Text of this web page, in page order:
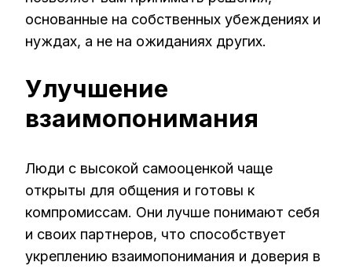
основанные на собственных убеждениях и
нуждах, а не на ожиданиях других.
Улучшение
взаимопонимания
Люди с высокой самооценкой чаще
открыты для общения и готовы к
компромиссам. Они лучше понимают себя
и своих партнеров, что способствует
укреплению взаимопонимания и доверия в